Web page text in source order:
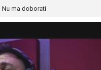
Nu ma doborati